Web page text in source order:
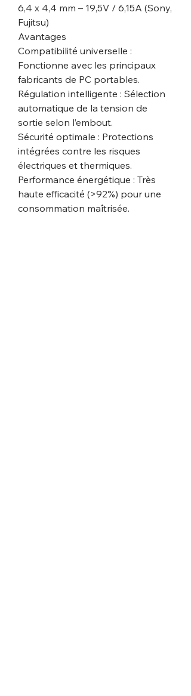
6,4 x 4,4 mm – 19,5V / 6,15A (Sony,
Fujitsu)
Avantages
Compatibilité universelle :
Fonctionne avec les principaux
fabricants de PC portables.
Régulation intelligente : Sélection
automatique de la tension de
sortie selon l’embout.
Sécurité optimale : Protections
intégrées contre les risques
électriques et thermiques.
Performance énergétique : Très
haute efficacité (>92%) pour une
consommation maîtrisée.